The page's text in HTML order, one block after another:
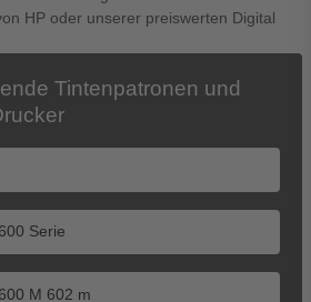
HP oder unserer preiswerten Digital
Tintenpatronen und